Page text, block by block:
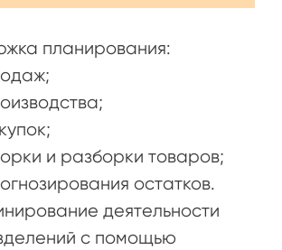
планирования:
и разборки товаров;
остатков.
деятельности
с помощью